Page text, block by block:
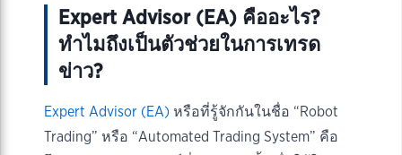
Expert Advisor (EA) คืออะไร?
ทำไมถึงเป็นตัวช่วยในการเทรด
ข่าว?
Expert Advisor (EA) หรือที่รู้จักกันในชื่อ “Robot
Trading” หรือ “Automated Trading System” คือ